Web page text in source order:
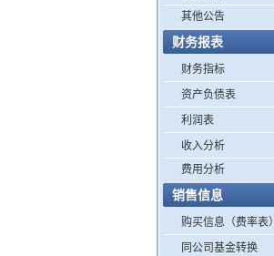
其他公告
财务报表
财务指标
资产负债表
利润表
收入分析
费用分析
销售信息
购买信息（费率表）
同公司基金转换